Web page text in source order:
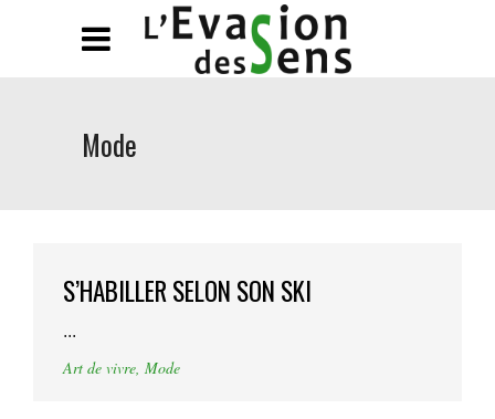
Mode
S’HABILLER SELON SON SKI
...
Art de vivre, Mode